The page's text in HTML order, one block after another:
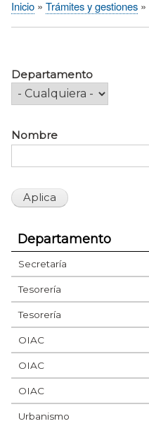
Sobrescribir
ayuda
la
Inicio Trámites y gestiones
Departamento
Nombre
Departamento
Secretaría
Tesorería
Tesorería
OIAC
OIAC
OIAC
Urbanismo